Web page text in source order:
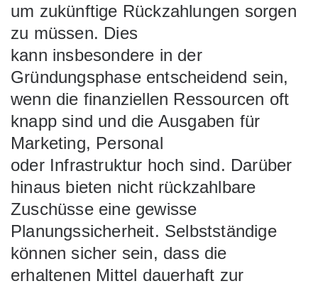
um zukünftige Rückzahlungen sorgen
zu müssen. Dies
kann insbesondere in der
Gründungsphase entscheidend sein,
wenn die finanziellen Ressourcen oft
knapp sind und die Ausgaben für
Marketing, Personal
oder Infrastruktur hoch sind. Darüber
hinaus bieten nicht rückzahlbare
Zuschüsse eine gewisse
Planungssicherheit. Selbstständige
können sicher sein, dass die
erhaltenen Mittel dauerhaft zur